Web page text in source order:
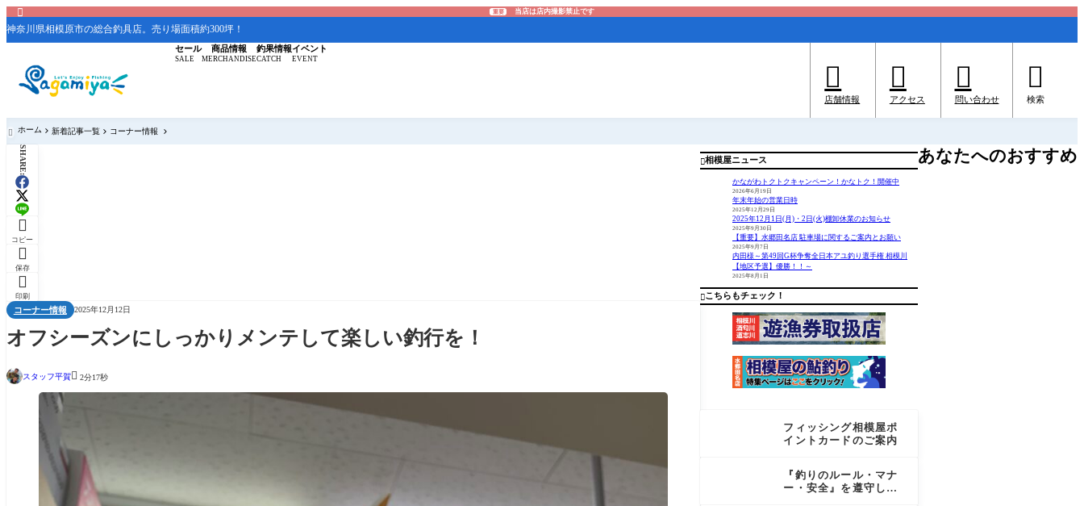
 重要 当店は店内撮影禁止です
神奈川県相模原市の総合釣具店。売り場面積約300坪！
セール
SALE
商品情報
MERCHANDISE
釣果情報
CATCH
イベント
EVENT

店舗情報

アクセス

問い合わせ

検索
 ホーム 新着記事一覧 コーナー情報
SHARE:

コピー

保存

印刷
コーナー情報 2025年12月12日
オフシーズンにしっかりメンテして楽しい釣行を！
スタッフ平賀 2分17秒
相模屋ニュース
かながわトクトクキャンペーン！かなトク！開催中
2026年6月19日
年末年始の営業日時
2025年12月29日
2025年12月1日(月)・2日(火)棚卸休業のお知らせ
2025年9月30日
【重要】水郷田名店 駐車場に関するご案内とお願い
2025年9月7日
内田様～第49回G杯争奪全日本アユ釣り選手権 相模川
【地区予選】優勝！！～
2025年8月1日
こちらもチェック！
フィッシング相模屋ポ
イントカードのご案内
『釣りのルール・マナ
ー・安全』を遵守しま
あなたへのおすすめ